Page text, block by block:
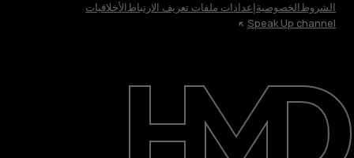
حول
الدعم
الشروطالخصوصيةإعدادات ملفات تعريف الارتباطالأخلاقيات
Speak Up channel